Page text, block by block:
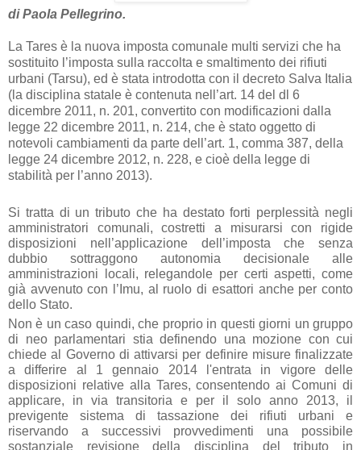
di Paola Pellegrino.
La Tares è la nuova imposta comunale multi servizi che ha
sostituito l’imposta sulla raccolta e smaltimento dei rifiuti
urbani (Tarsu), ed è stata introdotta con il decreto Salva Italia
(la disciplina statale è contenuta nell’art. 14 del dl 6
dicembre 2011, n. 201, convertito con modificazioni dalla
legge 22 dicembre 2011, n. 214, che è stato oggetto di
notevoli cambiamenti da parte dell’art. 1, comma 387, della
legge 24 dicembre 2012, n. 228, e cioè della legge di
stabilità per l’anno 2013).
Si tratta di un tributo che ha destato forti perplessità negli
amministratori comunali, costretti a misurarsi con rigide
disposizioni nell’applicazione dell’imposta che senza
dubbio sottraggono autonomia decisionale alle
amministrazioni locali, relegandole per certi aspetti, come
già avvenuto con l’Imu, al ruolo di esattori anche per conto
dello Stato.
Non è un caso quindi, che proprio in questi giorni un gruppo
di neo parlamentari stia definendo una mozione con cui
chiede al Governo di attivarsi per definire misure finalizzate
a differire al 1 gennaio 2014 l'entrata in vigore delle
disposizioni relative alla Tares, consentendo ai Comuni di
applicare, in via transitoria e per il solo anno 2013, il
previgente sistema di tassazione dei rifiuti urbani e
riservando a successivi provvedimenti una possibile
sostanziale revisione della disciplina del tributo in